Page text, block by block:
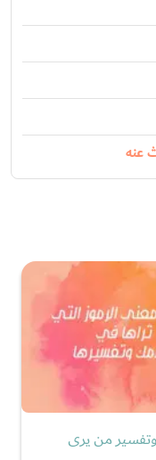
عنه
من يرى